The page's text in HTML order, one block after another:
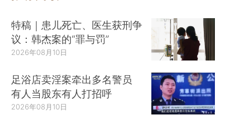
特稿｜患儿死亡、医生获刑争
议：韩杰案的“罪与罚”
2026年08月10日
足浴店卖淫案牵出多名警员
有人当股东有人打招呼
2026年08月10日